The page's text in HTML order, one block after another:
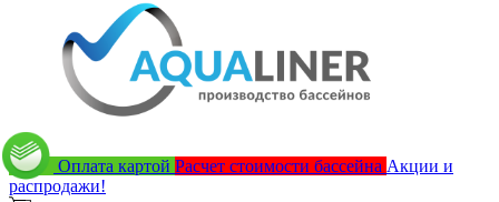
Оплата картой Расчет стоимости бассейна Акции и
распродажи!